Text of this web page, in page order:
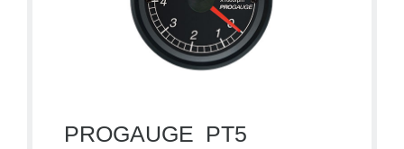
PROGAUGE PT5